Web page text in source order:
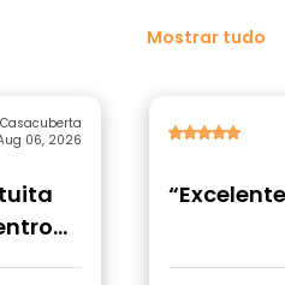
Mostrar tudo
06, 2026